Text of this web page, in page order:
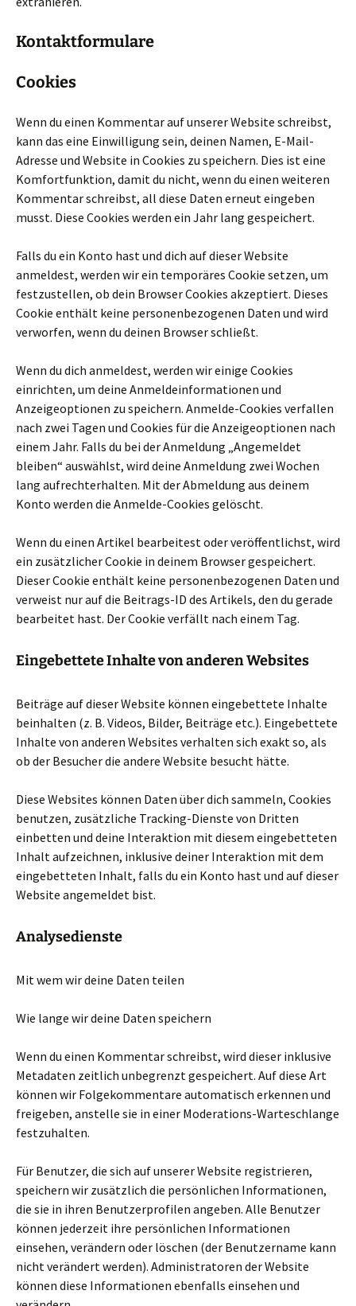
Kontaktformulare
Cookies
Wenn du einen Kommentar auf unserer Website schreibst,
kann das eine Einwilligung sein, deinen Namen, E-Mail-
Adresse und Website in Cookies zu speichern. Dies ist eine
Komfortfunktion, damit du nicht, wenn du einen weiteren
Kommentar schreibst, all diese Daten erneut eingeben
musst. Diese Cookies werden ein Jahr lang gespeichert.
Falls du ein Konto hast und dich auf dieser Website
anmeldest, werden wir ein temporäres Cookie setzen, um
festzustellen, ob dein Browser Cookies akzeptiert. Dieses
Cookie enthält keine personenbezogenen Daten und wird
verworfen, wenn du deinen Browser schließt.
Wenn du dich anmeldest, werden wir einige Cookies
einrichten, um deine Anmeldeinformationen und
Anzeigeoptionen zu speichern. Anmelde-Cookies verfallen
nach zwei Tagen und Cookies für die Anzeigeoptionen nach
einem Jahr. Falls du bei der Anmeldung „Angemeldet
bleiben“ auswählst, wird deine Anmeldung zwei Wochen
lang aufrechterhalten. Mit der Abmeldung aus deinem
Konto werden die Anmelde-Cookies gelöscht.
Wenn du einen Artikel bearbeitest oder veröffentlichst, wird
ein zusätzlicher Cookie in deinem Browser gespeichert.
Dieser Cookie enthält keine personenbezogenen Daten und
verweist nur auf die Beitrags-ID des Artikels, den du gerade
bearbeitet hast. Der Cookie verfällt nach einem Tag.
Eingebettete Inhalte von anderen Websites
Beiträge auf dieser Website können eingebettete Inhalte
beinhalten (z. B. Videos, Bilder, Beiträge etc.). Eingebettete
Inhalte von anderen Websites verhalten sich exakt so, als
ob der Besucher die andere Website besucht hätte.
Diese Websites können Daten über dich sammeln, Cookies
benutzen, zusätzliche Tracking-Dienste von Dritten
einbetten und deine Interaktion mit diesem eingebetteten
Inhalt aufzeichnen, inklusive deiner Interaktion mit dem
eingebetteten Inhalt, falls du ein Konto hast und auf dieser
Website angemeldet bist.
Analysedienste
Mit wem wir deine Daten teilen
Wie lange wir deine Daten speichern
Wenn du einen Kommentar schreibst, wird dieser inklusive
Metadaten zeitlich unbegrenzt gespeichert. Auf diese Art
können wir Folgekommentare automatisch erkennen und
freigeben, anstelle sie in einer Moderations-Warteschlange
festzuhalten.
Für Benutzer, die sich auf unserer Website registrieren,
speichern wir zusätzlich die persönlichen Informationen,
die sie in ihren Benutzerprofilen angeben. Alle Benutzer
können jederzeit ihre persönlichen Informationen
einsehen, verändern oder löschen (der Benutzername kann
nicht verändert werden). Administratoren der Website
können diese Informationen ebenfalls einsehen und